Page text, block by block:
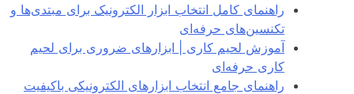
راهنمای کامل انتخاب ابزار الکترونیک برای مبتدی‌ها و
تکنسین‌های حرفه‌ای
آموزش لحیم کاری | ابزارهای ضروری برای لحیم
کاری حرفه‌ای
راهنمای جامع انتخاب ابزارهای الکترونیکی باکیفیت